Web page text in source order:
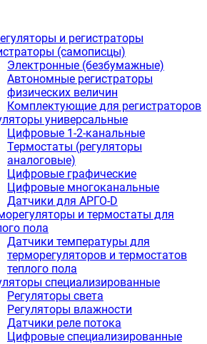
и регистраторы
(самописцы)
Электронные (безбумажные)
Автономные регистраторы
физических величин
Комплектующие для регистраторов
универсальные
Цифровые 1-2-канальные
Термостаты (регуляторы
аналоговые)
Цифровые графические
Цифровые многоканальные
Датчики для АРГО-D
и термостаты для
пола
Датчики температуры для
терморегуляторов и термостатов
теплого пола
специализированные
Регуляторы света
Регуляторы влажности
Датчики реле потока
Цифровые специализированные